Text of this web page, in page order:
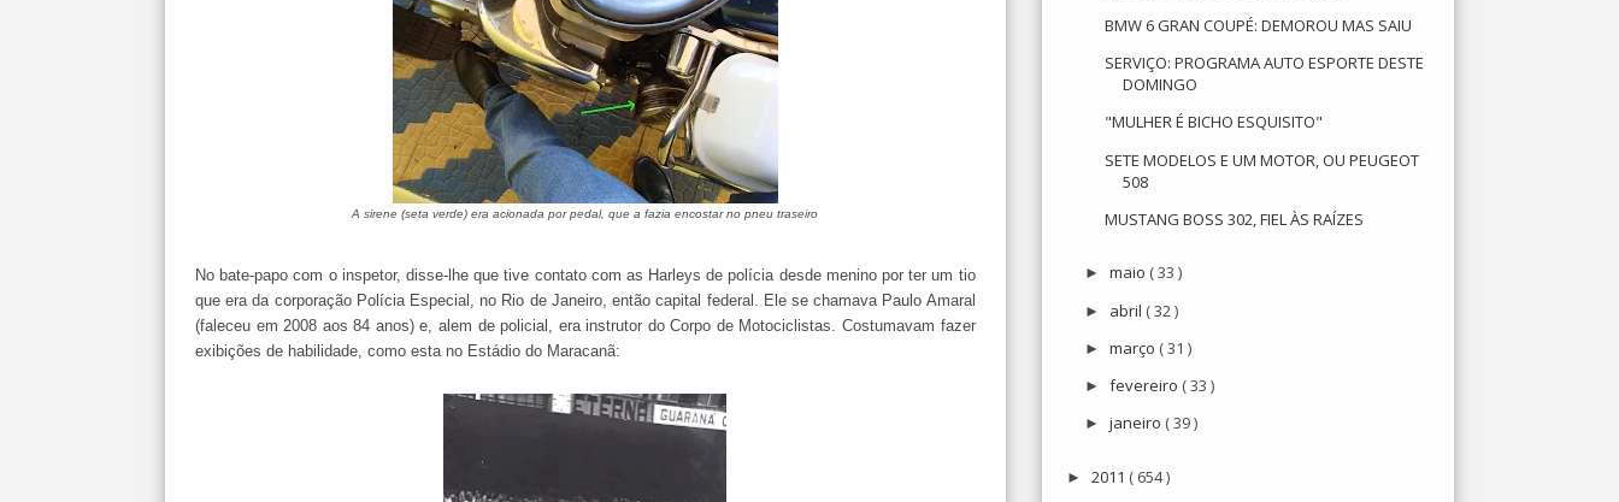
A sirene (seta verde) era acionada por pedal, que a fazia encostar no pneu traseiro
No bate-papo com o inspetor, disse-lhe que tive contato com as Harleys de polícia desde menino por ter um tio
que era da corporação Polícia Especial, no Rio de Janeiro, então capital federal. Ele se chamava Paulo Amaral
(faleceu em 2008 aos 84 anos) e, alem de policial, era instrutor do Corpo de Motociclistas. Costumavam fazer
exibições de habilidade, como esta no Estádio do Maracanã:
BMW 6 GRAN COUPÉ: DEMOROU MAS SAIU
SERVIÇO: PROGRAMA AUTO ESPORTE DESTE
DOMINGO
"MULHER É BICHO ESQUISITO"
SETE MODELOS E UM MOTOR, OU PEUGEOT
508
MUSTANG BOSS 302, FIEL ÀS RAÍZES
►maio ( 33 )
► abril ( 32 )
►março ( 31 )
►fevereiro ( 33 )
►janeiro ( 39 )
► 2011 ( 654 )